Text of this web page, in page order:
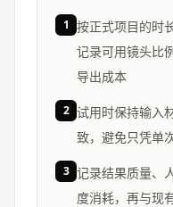
1 按正式项目的时
记录可用镜头比
导出成本
2 试用时保持输入
致，避免只凭单
3 记录结果质量、
度消耗，再与现